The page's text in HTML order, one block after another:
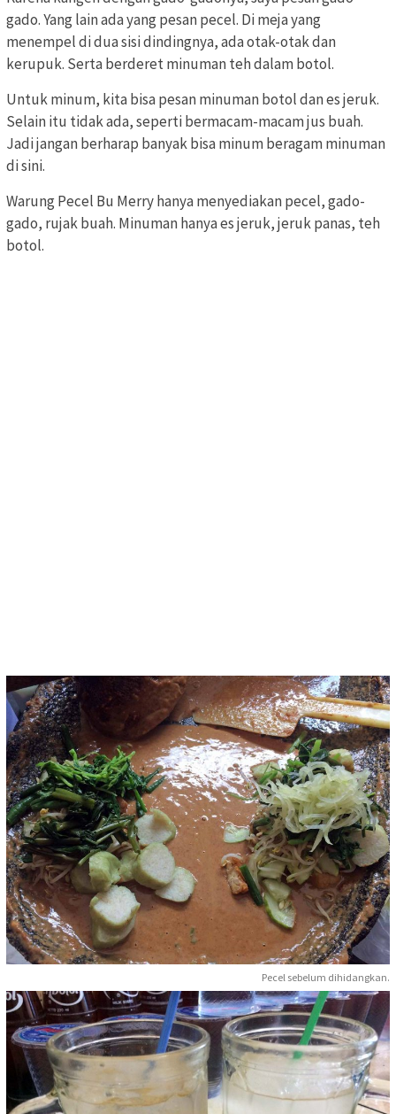
gado. Yang lain ada yang pesan pecel. Di meja yang
menempel di dua sisi dindingnya, ada otak-otak dan
kerupuk. Serta berderet minuman teh dalam botol.
Untuk minum, kita bisa pesan minuman botol dan es jeruk.
Selain itu tidak ada, seperti bermacam-macam jus buah.
Jadi jangan berharap banyak bisa minum beragam minuman
di sini.
Warung Pecel Bu Merry hanya menyediakan pecel, gado-
gado, rujak buah. Minuman hanya es jeruk, jeruk panas, teh
botol.
Pecel sebelum dihidangkan.